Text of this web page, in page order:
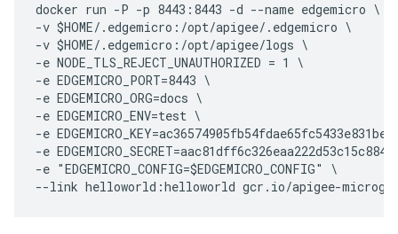
docker run -P -p 8443:8443 -d --name edgemicro \
-v $HOME/.edgemicro:/opt/apigee/.edgemicro \
-v $HOME/.edgemicro:/opt/apigee/logs \
-e NODE_TLS_REJECT_UNAUTHORIZED = 1 \
-e EDGEMICRO_PORT=8443 \
-e EDGEMICRO_ORG=docs \
-e EDGEMICRO_ENV=test \
-e
-e
-e "EDGEMICRO_CONFIG=$EDGEMICRO_CONFIG" \